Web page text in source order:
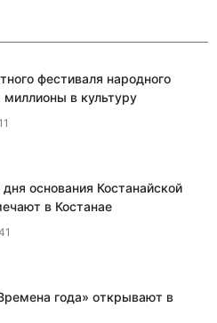
фестиваля народного
миллионы в культуру
основания Костанайской
в Костанае
года» открывают в